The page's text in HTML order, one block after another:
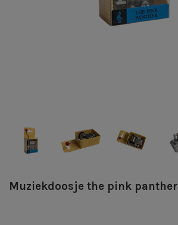
Muziekdoosje the pink panther